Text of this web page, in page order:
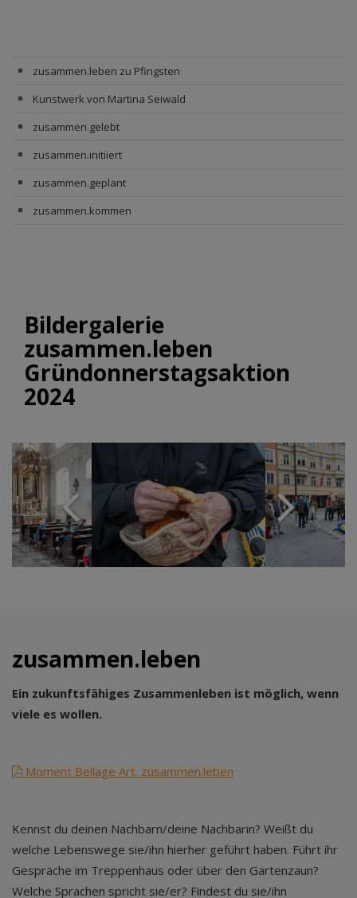
zusammen.leben zu Pfingsten
Kunstwerk von Martina Seiwald
zusammen.gelebt
zusammen.initiiert
zusammen.geplant
zusammen.kommen
Bildergalerie
zusammen.leben
Gründonnerstagsaktion
2024
zusammen.leben
Ein zukunftsfähiges Zusammenleben ist möglich, wenn
viele es wollen.
Moment Beilage Art. zusammen.leben
Kennst du deinen Nachbarn/deine Nachbarin? Weißt du
welche Lebenswege sie/ihn hierher geführt haben. Führt ihr
Gespräche im Treppenhaus oder über den Gartenzaun?
Welche Sprachen spricht sie/er? Findest du sie/ihn